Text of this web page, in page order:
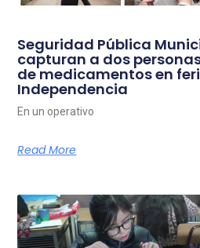
Seguridad Pública
capturan a dos
de medicamentos en
Independencia
En un operativo
Read More